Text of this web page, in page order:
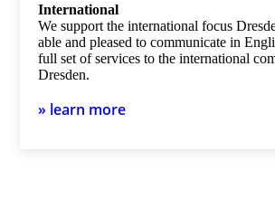
International
We support the international focus
able and pleased to communicate in
full set of services to the international
Dresden.
» learn more